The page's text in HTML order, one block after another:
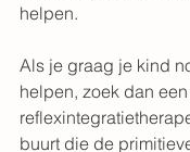
helpen.
Als je graag je kind
helpen, zoek dan
buurt die de